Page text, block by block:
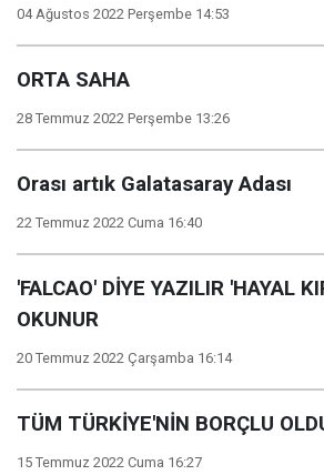
04 Ağustos 2022 Perşembe 14:53
ORTA SAHA
28 Temmuz 2022 Perşembe 13:26
Orası artık Galatasaray Adası
22 Temmuz 2022 Cuma 16:40
'FALCAO' DİYE YAZILIR 'HAYAL
OKUNUR
20 Temmuz 2022 Çarşamba 16:14
TÜM TÜRKİYE'NİN BORÇLU
15 Temmuz 2022 Cuma 16:27